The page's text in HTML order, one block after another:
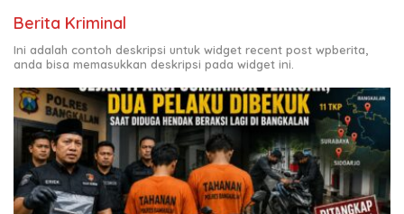
Berita Kriminal
Ini adalah contoh deskripsi untuk widget recent post wpberita,
anda bisa memasukkan deskripsi pada widget ini.